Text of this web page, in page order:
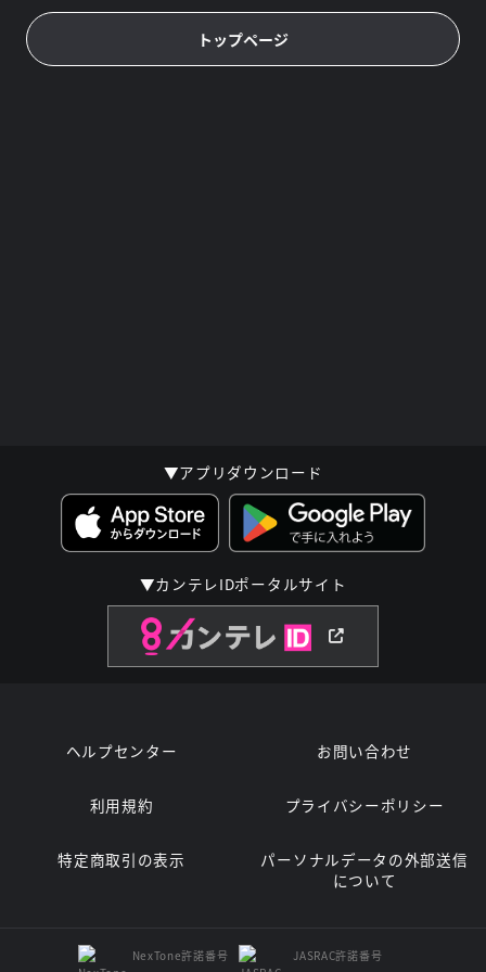
トップページ
▼アプリダウンロード
▼カンテレIDポータルサイト
ヘルプセンター お問い合わせ
利用規約 プライバシーポリシー
特定商取引の表示
パーソナルデータの外部送信
について
NexTone許諾番号
JASRAC許諾番号